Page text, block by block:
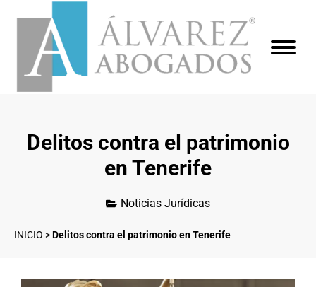
Delitos contra el patrimonio
en Tenerife
Noticias Jurídicas
INICIO >Delitos contra el patrimonio en Tenerife